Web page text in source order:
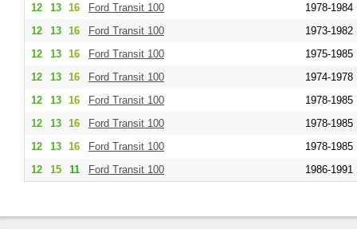
12
13 16 Ford Transit 100
1978-1984
12
13 16 Ford Transit 100
1973-1982
12
13 16 Ford Transit 100
1975-1985
12
13 16 Ford Transit 100
1974-1978
12
13 16 Ford Transit 100
1978-1985
12
13 16 Ford Transit 100
1978-1985
12
13 16 Ford Transit 100
1978-1985
12
15 11 Ford Transit 100 1986-1991